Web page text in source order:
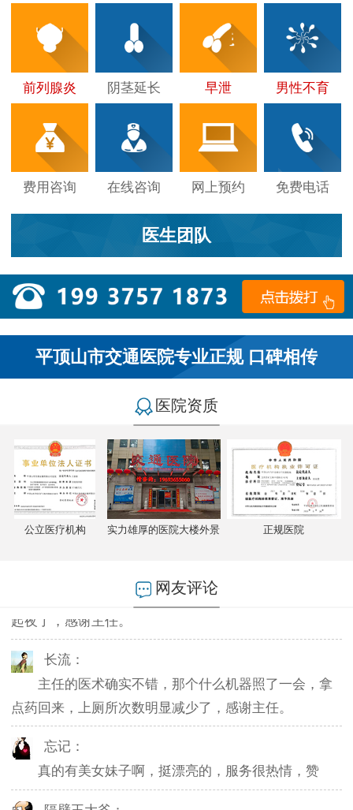
前列腺炎 阴茎延长 早泄 男性不育
费用咨询 在线咨询 网上预约 免费电话
医生团队
平顶山市交通医院专业正规 口碑相传
医院资质
公立医疗机构 实力雄厚的医院大楼外景 正规医院
网友评论
小李：
医院环境不错，就是人有点多，多亏手机预约了，
不然排队都要排好久…
陪老公一块去的，环境不错，第二天老公就不怎么
长流：
主任的医术确实不错，那个什么机器照了一会，拿
点药回来，上厕所次数明显减少了，感谢主任。
忘记：
真的有美女妹子啊，挺漂亮的，服务很热情，赞
隔壁王大爷：